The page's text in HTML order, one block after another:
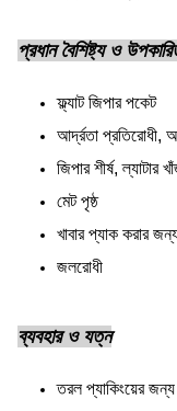
প্রধান বৈশিষ্ট্য ও
ফ্ল্যাট জিপার পকেট
আর্দ্রতা প্রতিরোধী,
জিপার শীর্ষ, ল্যাটার
মেট পৃষ্ঠ
খাবার প্যাক করার
জলরোধী
ব্যবহার ও যত্ন
তরল প্যাকিংয়ের জন্য